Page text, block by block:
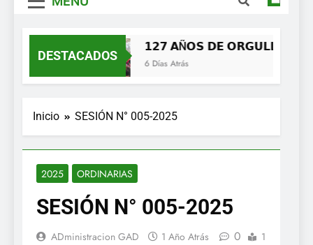
DESTACADOS
𝟭𝟮𝟳 𝗔Ñ𝗢𝗦 𝗗𝗘 𝗢𝗥𝗚𝗨𝗟𝗟𝗢,
6 Días Atrás
Inicio SESIÓN N° 005-2025
2025 ORDINARIAS
SESIÓN N° 005-2025
ADministracion GAD 1 Año Atrás 0
1